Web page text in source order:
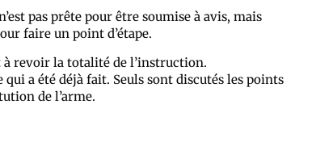
pas prête pour être soumise à avis, mais
faire un point d’étape.
revoir la totalité de l’instruction.
a été déjà fait. Seuls sont discutés les points
de l’arme.